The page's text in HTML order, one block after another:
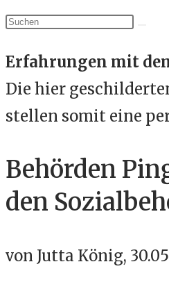
Erfahrungen mit
Die hier
stellen somit eine
Behörden
den
von Jutta König,